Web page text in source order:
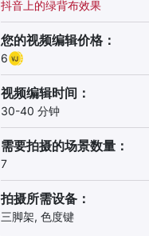
抖音上的绿背布效果
您的视频编辑价格：
6
视频编辑时间：
30-40 分钟
需要拍摄的场景数量：
7
拍摄所需设备：
三脚架, 色度键